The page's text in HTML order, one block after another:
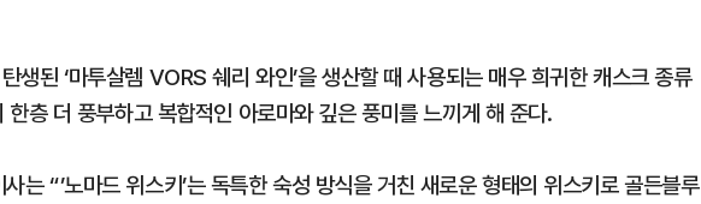
생된 ‘마투살렘 VORS 쉐리 와인’을 생산할 때 사용되는 매우 희귀한 캐스크 종류
층 더 풍부하고 복합적인 아로마와 깊은 풍미를 느끼게 해 준다.
는 “’노마드 위스키’는 독특한 숙성 방식을 거친 새로운 형태의 위스키로 골든블루